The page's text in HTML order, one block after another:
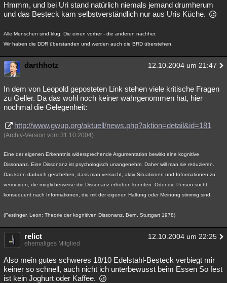
Hmmm, und bei Uri stand natürlich niemals jemand drumherum
und das Besteck kam selbstverständlich nur aus Uris Küche.
Alle Menschen sind klug: Die einen vorher - die anderen nachher.
Wir haben die DDR überstanden und werden auch die BRD überstehen.
darthhotz 12.10.2004 um 21:47
In dem von Leopold geposteten Link stehen viele kritische Fragen
zu Geller. Da das wohl noch keiner wahrgenommen hat, hier
nochmal die Gelegenheit:
http://www.gwup.org/aktuell/news.php?aktion=detail&id=181
(Archiv-Version vom 31.10.2004)
Eine der eigenen Erkenntnis widersprechende Argumentation bewirkt eine kognitive
Dissonanz. Eine Dissonanz ist psychologisch unangenehm. Daher will man sie reduzieren.
Das kann dadurch geschehen, dass man versucht, aktiv Situationen und Informationen zu
vermeiden, die möglicherweise die Dissonanz erhöhen könnten. Oder die Person sucht
konsequent nach Informationen, die mit der eigenen Haltung oder Meinung stimmig sind.
(Festinger, Leon: Theorie der kognitiven Dissonanz, Bern, Stuttgart 1978)
relict 12.10.2004 um 22:25
ehemaliges Mitglied
Also mein gutes schweres 18/10 Edelstahl-Besteck verbiegt mir
keiner so schnell, auch nicht ich unterbewusst beim Essen So fest
ist kein Joghurt oder Kaffee.